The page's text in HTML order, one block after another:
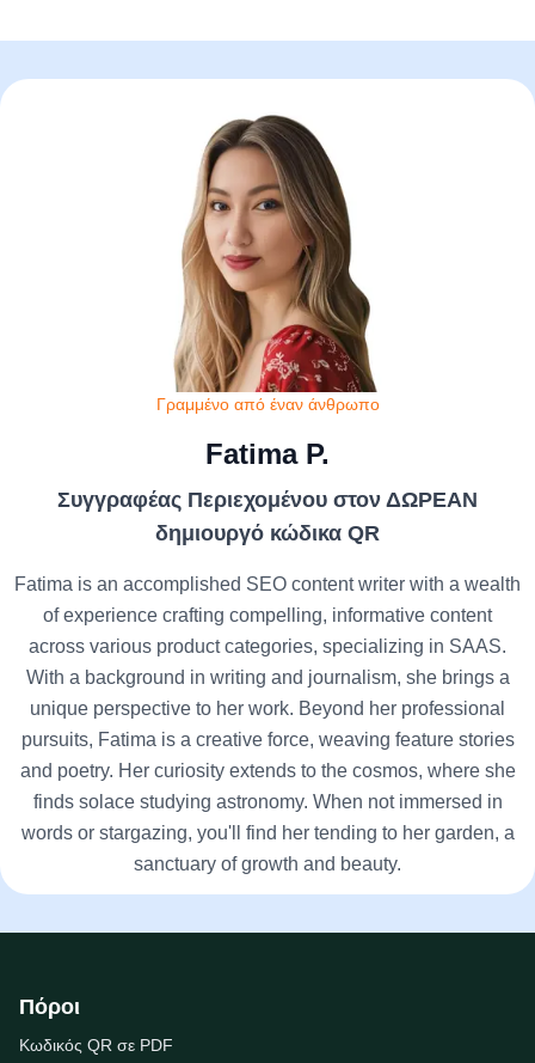
Γραμμένο από έναν άνθρωπο
Fatima P.
Συγγραφέας Περιεχομένου στον ΔΩΡΕΑΝ
δημιουργό κώδικα QR
Fatima is an accomplished SEO content writer with a wealth
of experience crafting compelling, informative content
across various product categories, specializing in SAAS.
With a background in writing and journalism, she brings a
unique perspective to her work. Beyond her professional
pursuits, Fatima is a creative force, weaving feature stories
and poetry. Her curiosity extends to the cosmos, where she
finds solace studying astronomy. When not immersed in
words or stargazing, you'll find her tending to her garden, a
sanctuary of growth and beauty.
Πόροι
Κωδικός QR σε PDF